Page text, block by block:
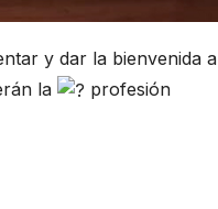
y dar la bienvenida a
la
profesión